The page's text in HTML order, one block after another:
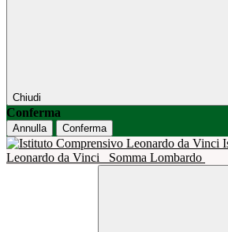
Chiudi
Conferma
Annulla Conferma
Leonardo da Vinci
Somma Lombardo